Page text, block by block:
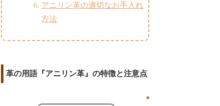
アニリン革の適切なお手入れ
方法
革の用語『アニリン革』の特徴と注意点